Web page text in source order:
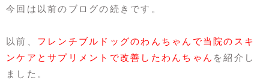
今回は以前のブログの続きです。
以前、 フレンチブルドッグのわんちゃんで当院のスキ
ンケアとサプリメントで改善したわんちゃん を紹介し
ました。